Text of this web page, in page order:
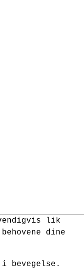
lik
dine
bevegelse.